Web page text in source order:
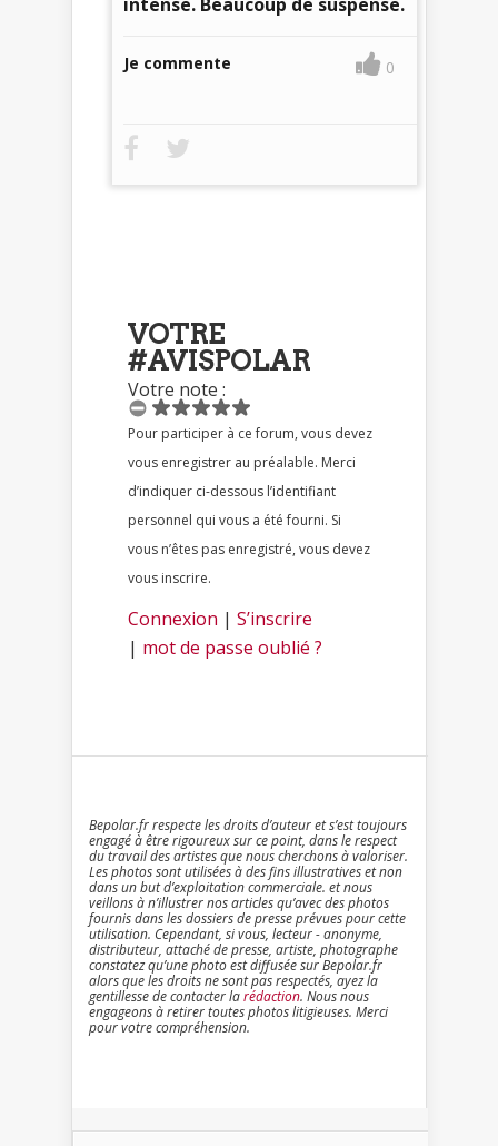
Je commente 0
VOTRE
#AVISPOLAR
Votre note :
Pour participer à ce forum, vous devez
vous enregistrer au préalable. Merci
d’indiquer ci-dessous l’identifiant
personnel qui vous a été fourni. Si
vous n’êtes pas enregistré, vous devez
vous inscrire.
Connexion | S’inscrire
| mot de passe oublié ?
Bepolar.fr respecte les droits d’auteur et s’est toujours
engagé à être rigoureux sur ce point, dans le respect
du travail des artistes que nous cherchons à valoriser.
Les photos sont utilisées à des fins illustratives et non
dans un but d’exploitation commerciale. et nous
veillons à n’illustrer nos articles qu’avec des photos
fournis dans les dossiers de presse prévues pour cette
utilisation. Cependant, si vous, lecteur - anonyme,
distributeur, attaché de presse, artiste, photographe
constatez qu’une photo est diffusée sur Bepolar.fr
alors que les droits ne sont pas respectés, ayez la
gentillesse de contacter larédaction. Nous nous
engageons à retirer toutes photos litigieuses. Merci
pour votre compréhension.